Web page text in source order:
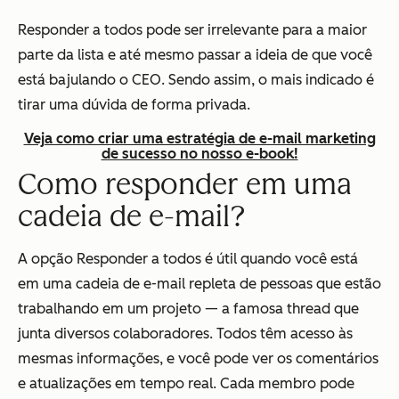
Responder a todos pode ser irrelevante para a maior
parte da lista e até mesmo passar a ideia de que você
está bajulando o CEO. Sendo assim, o mais indicado é
tirar uma dúvida de forma privada.
Veja como criar uma estratégia de e-mail marketing
de sucesso no nosso e-book!
Como responder em uma
cadeia de e-mail?
A opção Responder a todos é útil quando você está
em uma cadeia de e-mail repleta de pessoas que estão
trabalhando em um projeto — a famosa thread que
junta diversos colaboradores. Todos têm acesso às
mesmas informações, e você pode ver os comentários
e atualizações em tempo real. Cada membro pode